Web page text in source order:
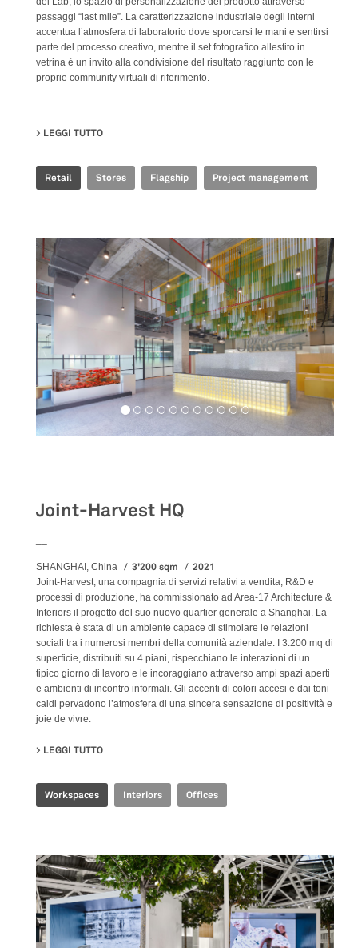
passaggi “last mile”. La caratterizzazione industriale degli interni
accentua l’atmosfera di laboratorio dove sporcarsi le mani e sentirsi
parte del processo creativo, mentre il set fotografico allestito in
vetrina è un invito alla condivisione del risultato raggiunto con le
proprie community virtuali di riferimento.
LEGGI TUTTO
Retail Stores Flagship Project management
Joint-Harvest HQ
SHANGHAI, China 3'200 sqm 2021
Joint-Harvest, una compagnia di servizi relativi a vendita, R&D e
processi di produzione, ha commissionato ad Area-17 Architecture &
Interiors il progetto del suo nuovo quartier generale a Shanghai. La
richiesta è stata di un ambiente capace di stimolare le relazioni
sociali tra i numerosi membri della comunità aziendale. I 3.200 mq di
superficie, distribuiti su 4 piani, rispecchiano le interazioni di un
tipico giorno di lavoro e le incoraggiano attraverso ampi spazi aperti
e ambienti di incontro informali. Gli accenti di colori accesi e dai toni
caldi pervadono l’atmosfera di una sincera sensazione di positività e
joie de vivre.
LEGGI TUTTO
Workspaces Interiors Offices